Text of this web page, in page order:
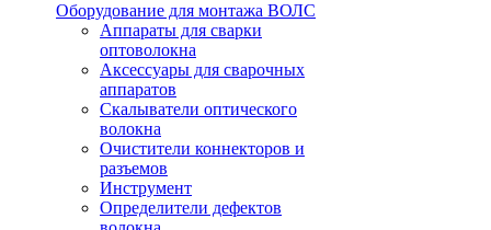
Оборудование для монтажа ВОЛС
Аппараты для сварки
оптоволокна
Аксессуары для сварочных
аппаратов
Скалыватели оптического
волокна
Очистители коннекторов и
разъемов
Инструмент
Определители дефектов